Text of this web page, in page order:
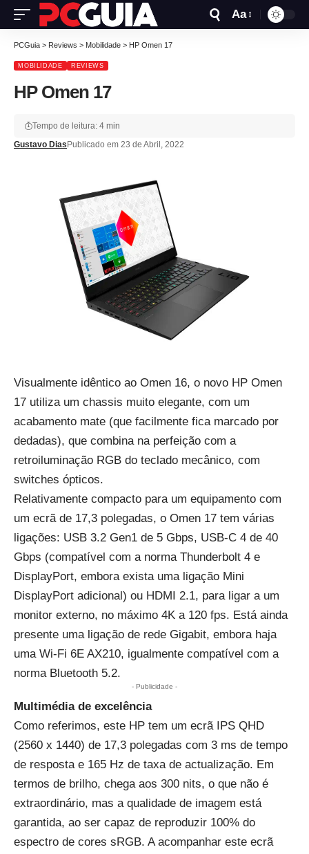
Aa
PCGuia > Reviews > Mobilidade > HP Omen 17
MOBILIDADE REVIEWS
HP Omen 17
Gustavo Dias Publicado em 23 de Abril, 2022
Tempo de leitura: 4 min
Visualmente idêntico ao Omen 16, o novo HP Omen
17 utiliza um chassis muito elegante, com um
acabamento mate (que facilmente fica marcado por
dedadas), que combina na perfeição com a
retroiluminação RGB do teclado mecânico, com
switches ópticos.
Relativamente compacto para um equipamento com
um ecrã de 17,3 polegadas, o Omen 17 tem várias
ligações: USB 3.2 Gen1 de 5 Gbps, USB-C 4 de 40
Gbps (compatível com a norma Thunderbolt 4 e
DisplayPort, embora exista uma ligação Mini
DisplayPort adicional) ou HDMI 2.1, para ligar a um
monitor externo, no máximo 4K a 120 fps. Está ainda
presente uma ligação de rede Gigabit, embora haja
uma Wi-Fi 6E AX210, igualmente compatível com a
norma Bluetooth 5.2.
- Publicidade -
Multimédia de excelência
Como referimos, este HP tem um ecrã IPS QHD
(2560 x 1440) de 17,3 polegadas com 3 ms de tempo
de resposta e 165 Hz de taxa de actualização. Em
termos de brilho, chega aos 300 nits, o que não é
extraordinário, mas a qualidade de imagem está
garantida, ao ser capaz de reproduzir 100% do
espectro de cores sRGB. A acompanhar este ecrã